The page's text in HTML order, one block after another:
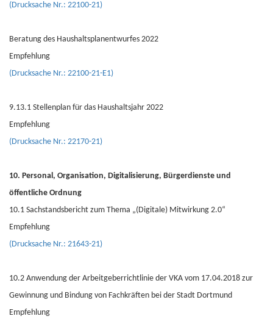
(Drucksache Nr.: 22100-21)
Beratung des Haushaltsplanentwurfes 2022
Empfehlung
(Drucksache Nr.: 22100-21-E1)
9.13.1 Stellenplan für das Haushaltsjahr 2022
Empfehlung
(Drucksache Nr.: 22170-21)
10. Personal, Organisation, Digitalisierung, Bürgerdienste und
öffentliche Ordnung
10.1 Sachstandsbericht zum Thema „(Digitale) Mitwirkung 2.0“
Empfehlung
(Drucksache Nr.: 21643-21)
10.2 Anwendung der Arbeitgeberrichtlinie der VKA vom 17.04.2018 zur
Gewinnung und Bindung von Fachkräften bei der Stadt Dortmund
Empfehlung